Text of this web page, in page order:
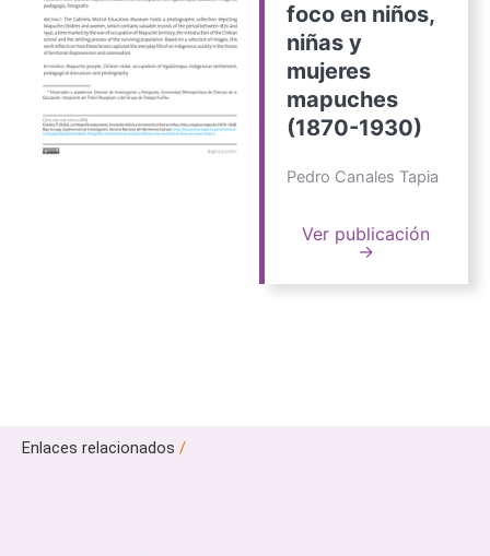
foco en niños,
niñas y
mujeres
mapuches
(1870-1930)
Pedro Canales Tapia
Ver publicación
→
Enlaces relacionados /